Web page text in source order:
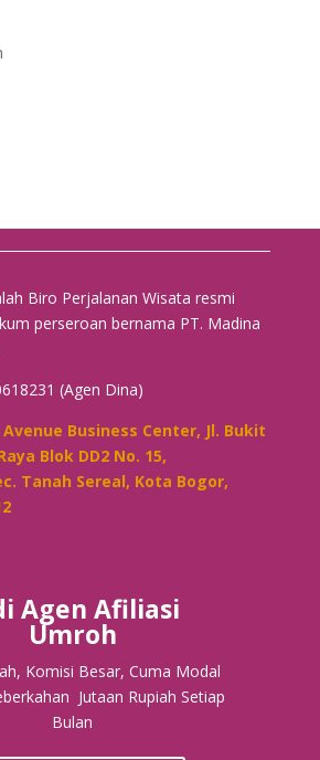
Biro Perjalanan Wisata resmi
perseroan bernama PT. Madina
(Agen Dina)
Avenue Business Center, Jl. Bukit
Blok DD2 No. 15,
Tanah Sereal, Kota Bogor,
Agen Afiliasi
Umroh
Komisi Besar, Cuma Modal
Jutaan Rupiah Setiap
Bulan